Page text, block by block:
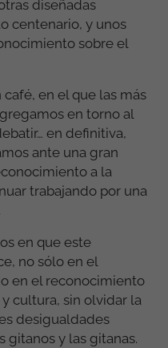
diseñadas
centenario, y unos
sobre el
en el que las más
en torno al
en definitiva,
ante una gran
a la
trabajando por una
en que este
no sólo en el
en el reconocimiento
cultura, sin olvidar la
desigualdades
gitanos y las gitanas.